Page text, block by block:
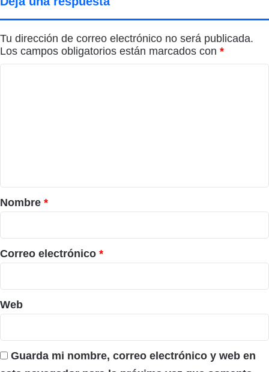
Tu dirección de correo electrónico no será publicada.
Los campos obligatorios están marcados con *
r
i
o
*
Nombre *
Correo electrónico *
Web
Guarda mi nombre, correo electrónico y web en